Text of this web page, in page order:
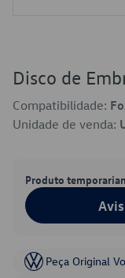
Disco de
Compatibilidade:
Unidade de venda:
Produto
Peça Original